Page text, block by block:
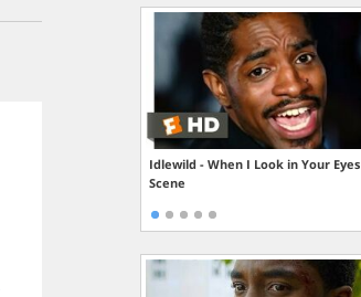
Idlewild - When I Look in Your Eyes
Scene